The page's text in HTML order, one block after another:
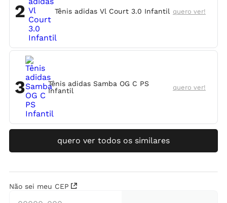
2 Tênis adidas Vl Court 3.0 Infantil quero ver!
3
Tênis adidas Samba OG C PS
Infantil
quero ver!
quero ver todos os similares
Não sei meu CEP